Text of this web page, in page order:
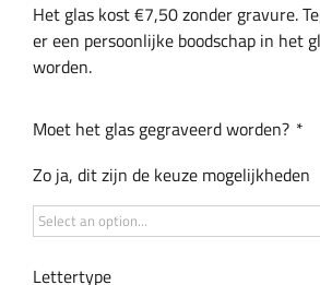
Het glas kost €7,50 zonder gravure.
er een persoonlijke boodschap in het
worden.
Moet het glas gegraveerd worden? *
Zo ja, dit zijn de keuze mogelijkheden
Lettertype